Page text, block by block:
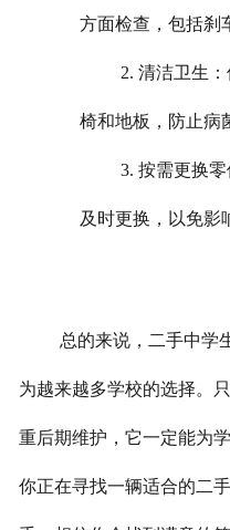
方面检查，包括刹
2. 清洁卫生
椅和地板，防止病
3. 按需更换
及时更换，以免影
总的来说，二手中学
为越来越多学校的选择。
重后期维护，它一定能为
你正在寻找一辆适合的二